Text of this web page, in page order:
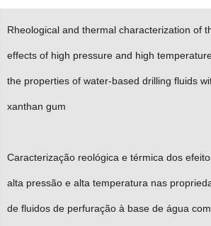
Rheological and thermal characterization of
effects of high pressure and high
the properties of water-based drilling fluids
xanthan gum
Caracterização reológica e térmica dos
alta pressão e alta temperatura nas
de fluidos de perfuração à base de água com